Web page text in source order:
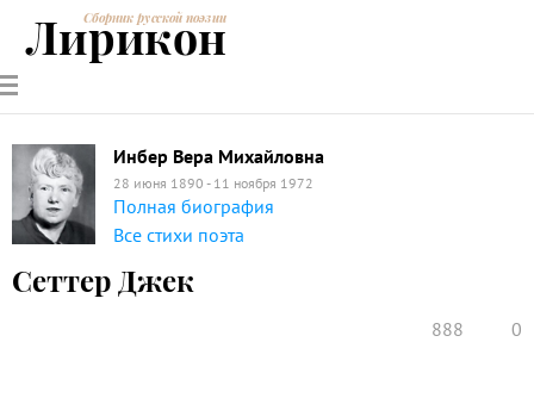
РУССКИЕ
ПОЭТЫ
СОВРЕМЕННИКИЭНЦИКЛОПЕДИЯ
ПОЭЗИИ
Сборник русской поэзии
Лирикон
Инбер Вера Михайловна
28 июня 1890 - 11 ноября 1972
Полная биография
Все стихи поэта
Сеттер Джек
888 0